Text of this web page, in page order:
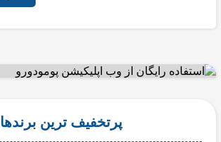
پرتخفیف ترین برندها